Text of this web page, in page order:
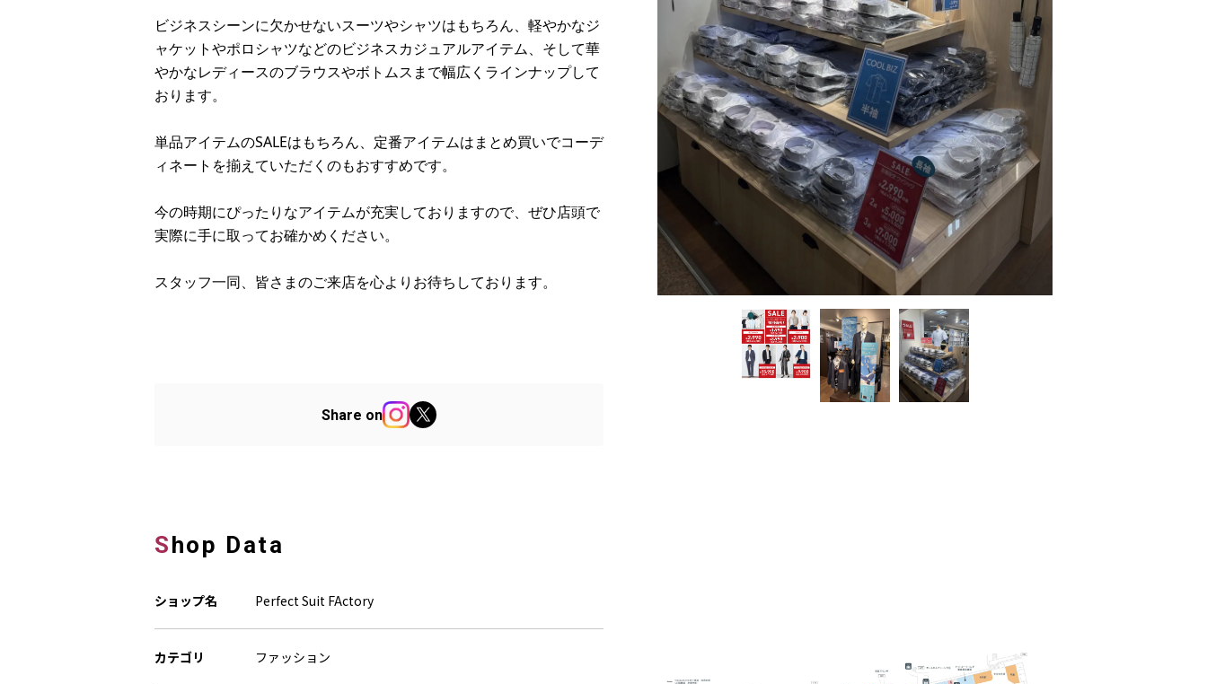
ビジネスシーンに欠かせないスーツやシャツはもちろん、軽やかなジ
ャケットやポロシャツなどのビジネスカジュアルアイテム、そして華
やかなレディースのブラウスやボトムスまで幅広くラインナップして
おります。
単品アイテムのSALEはもちろん、定番アイテムはまとめ買いでコーデ
ィネートを揃えていただくのもおすすめです。
今の時期にぴったりなアイテムが充実しておりますので、ぜひ店頭で
実際に手に取ってお確かめください。
スタッフ一同、皆さまのご来店を心よりお待ちしております。
Share on
Shop Data
ショップ名 Perfect Suit FActory
カテゴリ ファッション